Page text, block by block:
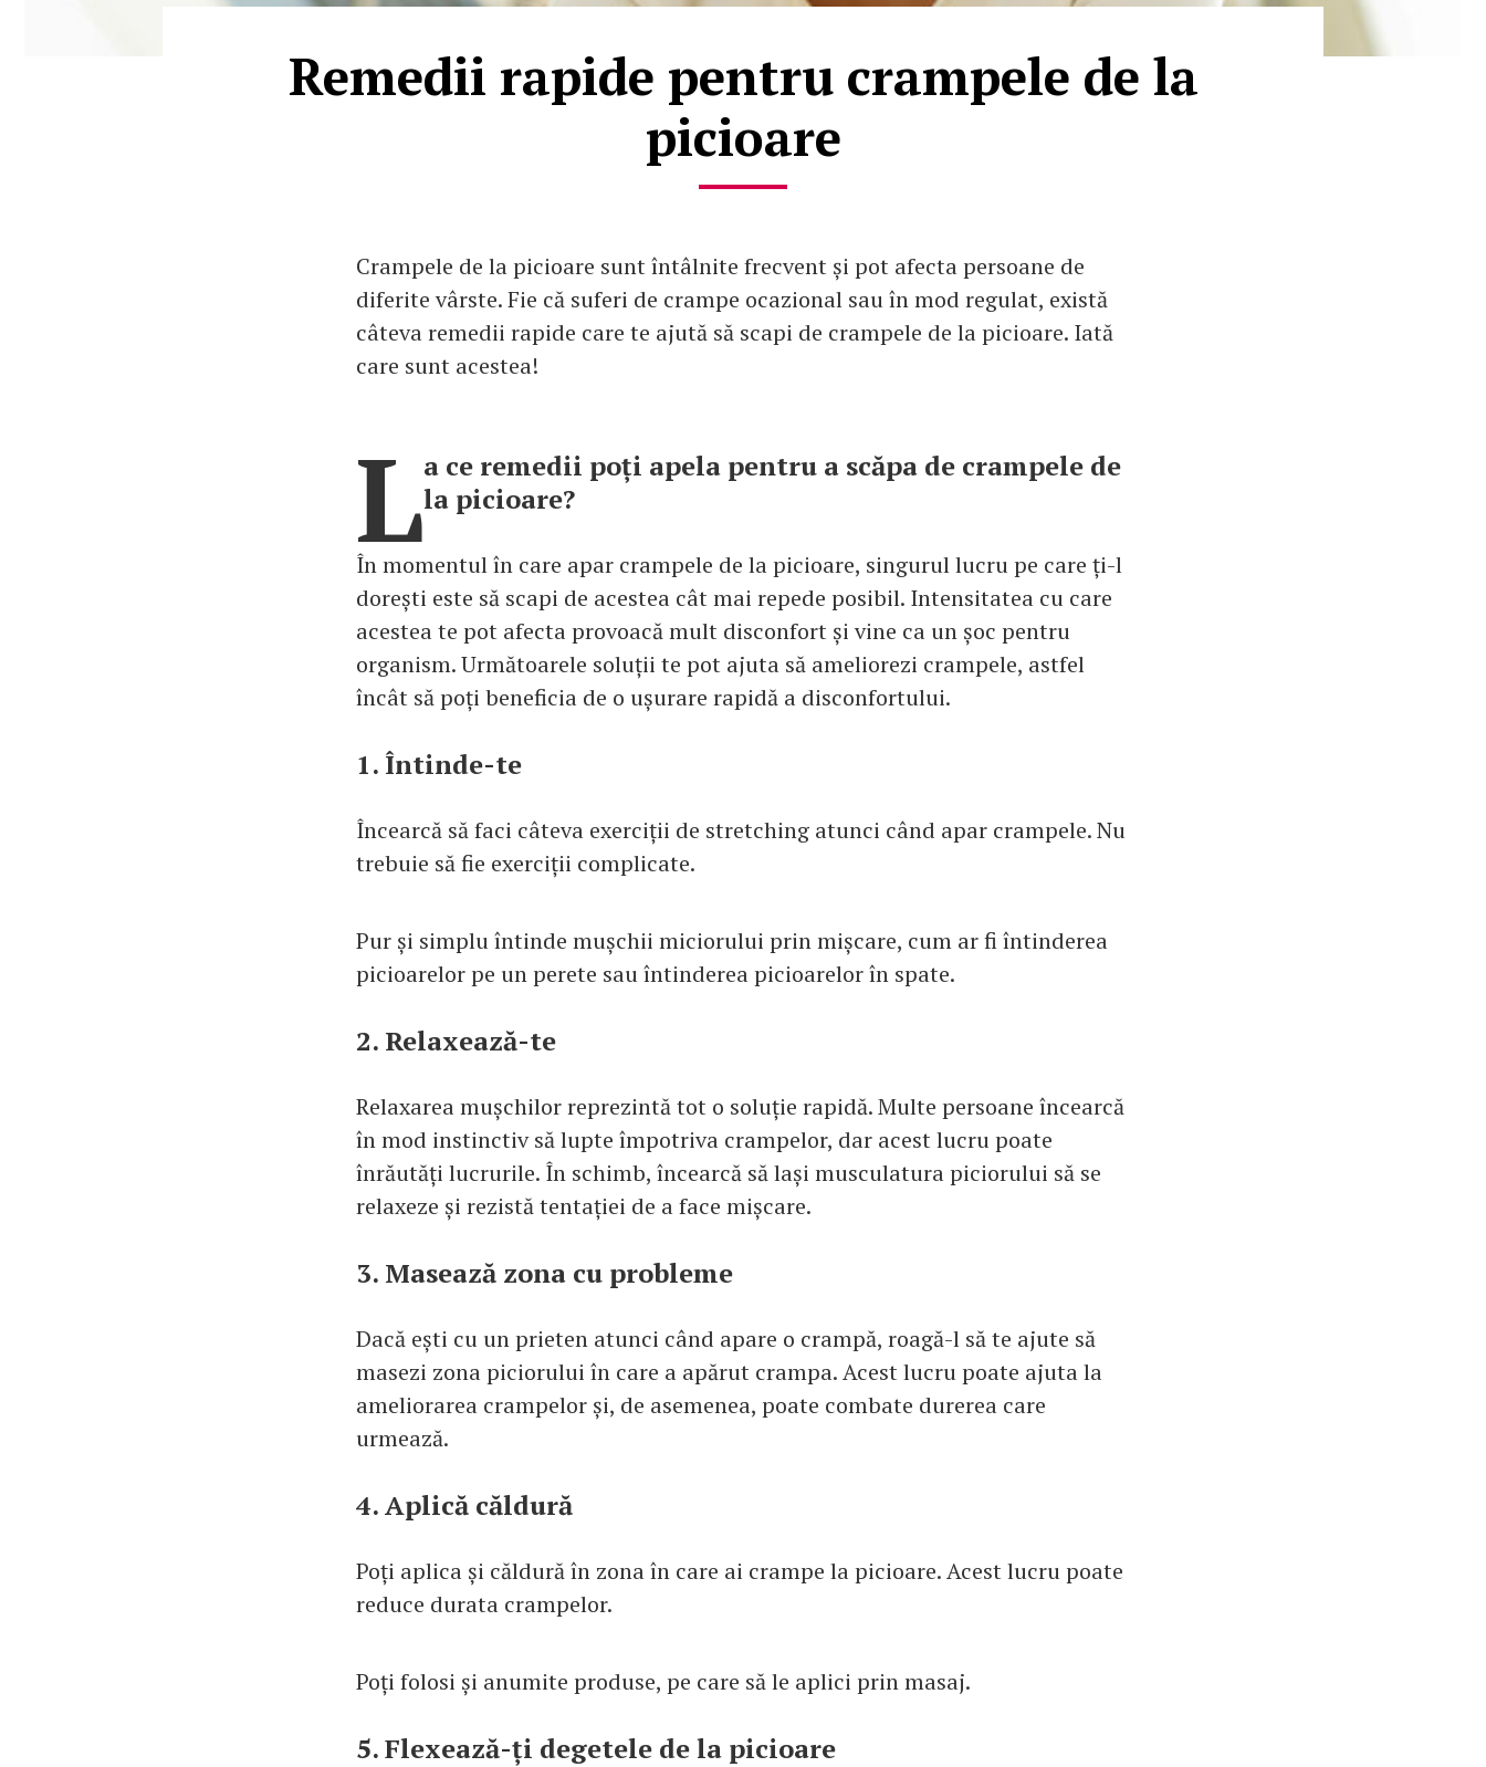
Remedii rapide pentru crampele de la
picioare
Crampele de la picioare sunt întâlnite frecvent și pot afecta persoane de
diferite vârste. Fie că suferi de crampe ocazional sau în mod regulat, există
câteva remedii rapide care te ajută să scapi de crampele de la picioare. Iată
care sunt acestea!
La ce remedii poți apela pentru a scăpa de crampele de
la picioare?
În momentul în care apar crampele de la picioare, singurul lucru pe care ți-l
dorești este să scapi de acestea cât mai repede posibil. Intensitatea cu care
acestea te pot afecta provoacă mult disconfort și vine ca un șoc pentru
organism. Următoarele soluții te pot ajuta să ameliorezi crampele, astfel
încât să poți beneficia de o ușurare rapidă a disconfortului.
1. Întinde-te
Încearcă să faci câteva exerciții de stretching atunci când apar crampele. Nu
trebuie să fie exerciții complicate.
Pur și simplu întinde mușchii miciorului prin mișcare, cum ar fi întinderea
picioarelor pe un perete sau întinderea picioarelor în spate.
2. Relaxează-te
Relaxarea mușchilor reprezintă tot o soluție rapidă. Multe persoane încearcă
în mod instinctiv să lupte împotriva crampelor, dar acest lucru poate
înrăutăți lucrurile. În schimb, încearcă să lași musculatura piciorului să se
relaxeze și rezistă tentației de a face mișcare.
3. Masează zona cu probleme
Dacă ești cu un prieten atunci când apare o crampă, roagă-l să te ajute să
masezi zona piciorului în care a apărut crampa. Acest lucru poate ajuta la
ameliorarea crampelor și, de asemenea, poate combate durerea care
urmează.
4. Aplică căldură
Poți aplica și căldură în zona în care ai crampe la picioare. Acest lucru poate
reduce durata crampelor.
Poți folosi și anumite produse, pe care să le aplici prin masaj.
5. Flexează-ți degetele de la picioare